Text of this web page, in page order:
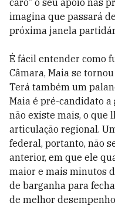
caro” o seu apoio nas
imagina que passará
próxima janela
É fácil entender como
Câmara, Maia se
Terá também um
Maia é pré-candidato a
não existe mais, o que
articulação regional.
federal, portanto, não
anterior, em que ele
maior e mais minutos
de barganha para
de melhor